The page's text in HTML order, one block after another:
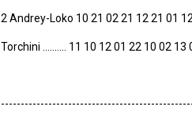
2 Andrey-Loko 10 21 02 21 12 21 01
Torchini .......... 11 10 12 01 22 10 02 13